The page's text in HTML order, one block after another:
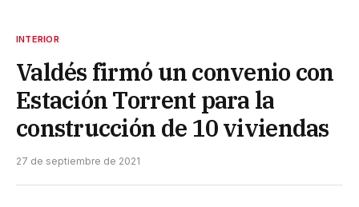
INTERIOR
Valdés firmó un convenio con
Estación Torrent para la
construcción de 10 viviendas
27 de septiembre de 2021